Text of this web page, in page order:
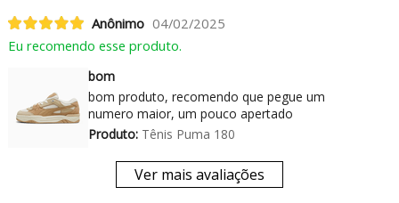
Anônimo 04/02/2025
Eu recomendo esse produto.
bom
bom produto, recomendo que pegue um
numero maior, um pouco apertado
Produto:Tênis Puma 180
Ver mais avaliações